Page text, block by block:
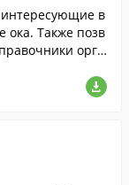
интересующие в
ока. Также позв
орга